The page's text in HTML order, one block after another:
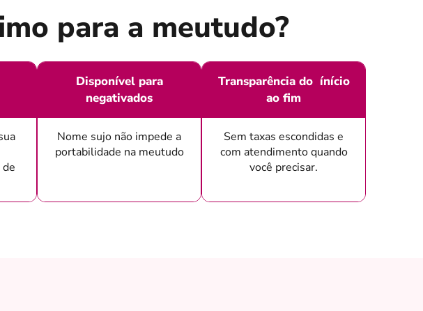
para a meutudo?
Disponível para
negativados
Nome sujo não impede a
portabilidade na meutudo
Transparência do ínício
ao fim
Sem taxas escondidas e
com atendimento quando
você precisar.